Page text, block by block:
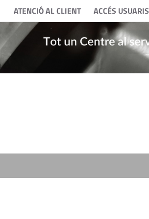
ATENCIÓ AL CLIENT ACCÉS USUARIS